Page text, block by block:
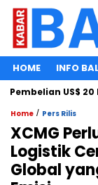
HOME INFO
US$ 20
Home / Pers Rilis
XCMG
Logistik
Global